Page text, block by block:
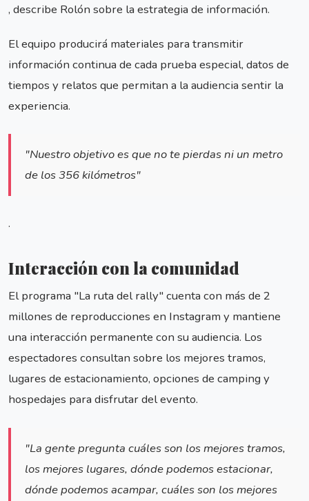
, describe Rolón sobre la estrategia de información.
El equipo producirá materiales para transmitir
información continua de cada prueba especial, datos de
tiempos y relatos que permitan a la audiencia sentir la
experiencia.
"Nuestro objetivo es que no te pierdas ni un metro
de los 356 kilómetros"
.
Interacción con la comunidad
El programa "La ruta del rally" cuenta con más de 2
millones de reproducciones en Instagram y mantiene
una interacción permanente con su audiencia. Los
espectadores consultan sobre los mejores tramos,
lugares de estacionamiento, opciones de camping y
hospedajes para disfrutar del evento.
"La gente pregunta cuáles son los mejores tramos,
los mejores lugares, dónde podemos estacionar,
dónde podemos acampar, cuáles son los mejores